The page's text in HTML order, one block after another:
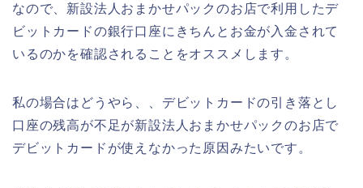
なので、新設法人おまかせパックのお店で利用したデ
ビットカードの銀行口座にきちんとお金が入金されて
いるのかを確認されることをオススメします。
私の場合はどうやら、、デビットカードの引き落とし
口座の残高が不足が新設法人おまかせパックのお店で
デビットカードが使えなかった原因みたいです。